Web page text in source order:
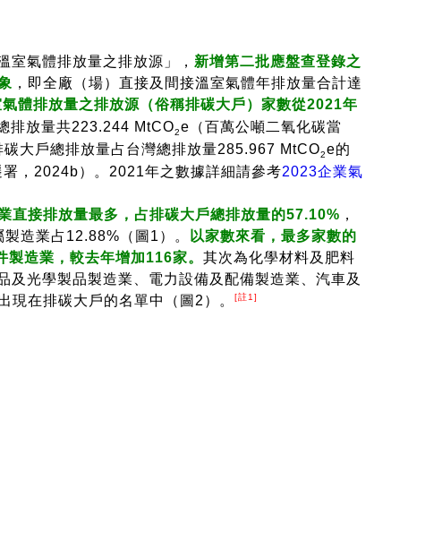
氣體排放量之排放源」， 新增第二批應盤查登錄之
， 即全廠（場）直接及間接溫室氣體年排放量合計達
體排放量之排放源（俗稱排碳大戶）家數從2021年
排放量共223.244 MtCO2e（百萬公噸二氧化碳當
大戶總排放量占台灣總排放量285.967 MtCO2e的
，2024b）。2021年之數據詳細請參考2023企業氣
直接排放量最多，占排碳大戶總排放量的57.10% ，
造業占12.88%（圖1）。
以家數來看，最多家數的
製造業，較去年增加116家。其次為化學材料及肥料
光學製品製造業、電力設備及配備製造業、汽車及
現在排碳大戶的名單中（圖2）。[註1]